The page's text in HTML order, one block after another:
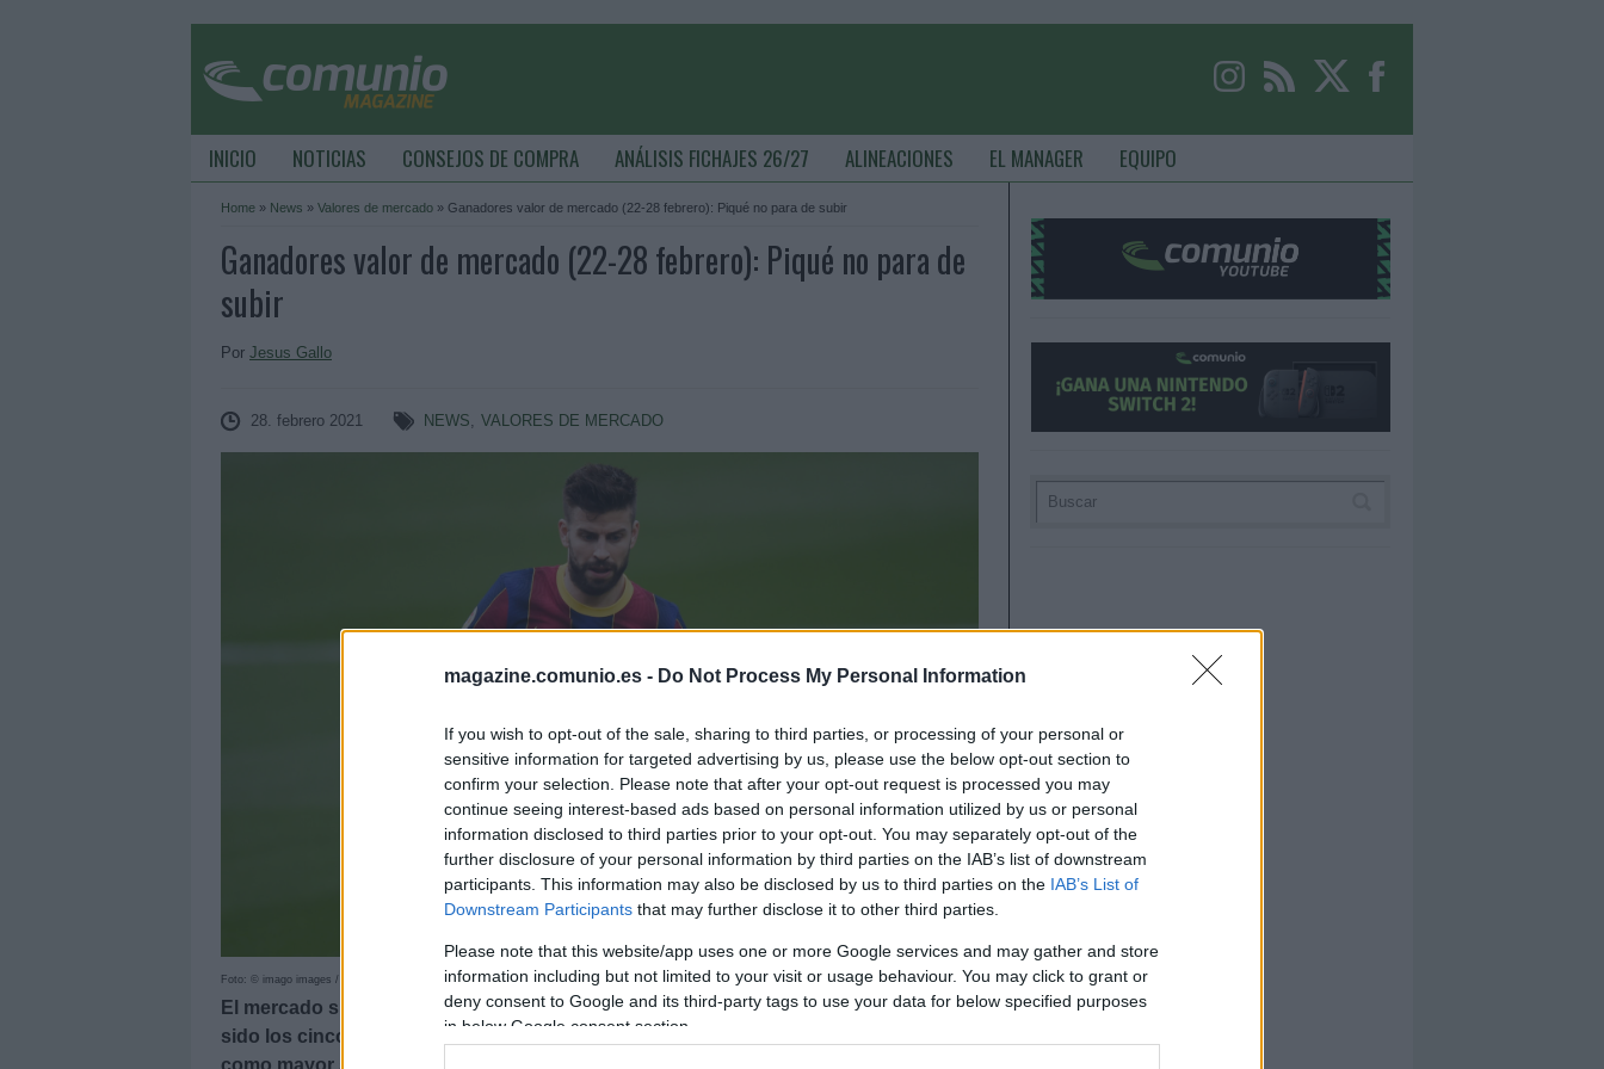
magazine.comunio.es - Do Not Process My Personal Information
If you wish to opt-out of the sale, sharing to third parties, or processing of your personal or
sensitive information for targeted advertising by us, please use the below opt-out section to
confirm your selection. Please note that after your opt-out request is processed you may
continue seeing interest-based ads based on personal information utilized by us or personal
information disclosed to third parties prior to your opt-out. You may separately opt-out of the
further disclosure of your personal information by third parties on the IAB’s list of downstream
participants. This information may also be disclosed by us to third parties on the IAB’s List of
Downstream Participants that may further disclose it to other third parties.
Please note that this website/app uses one or more Google services and may gather and store
information including but not limited to your visit or usage behaviour. You may click to grant or
deny consent to Google and its third-party tags to use your data for below specified purposes
in below Google consent section.
INICIO NOTICIAS CONSEJOS DE COMPRA ANÁLISIS FICHAJES 26/27 ALINEACIONES EL MANAGER EQUIPO
Home » News » Valores de mercado » Ganadores valor de mercado (22-28 febrero): Piqué no para de subir
Ganadores valor de mercado (22-28 febrero): Piqué no para de
subir
Por Jesus Gallo
28. febrero 2021 NEWS, VALORES DE MERCADO
Foto: © imago images / Pressinphoto
El mercado sigue al alza y se sitúa cerca de los 1.300 millones de euros. Estos han
sido los cinco ganadores de valor de mercado entre el 22 y 28 de febrero, con Piqué